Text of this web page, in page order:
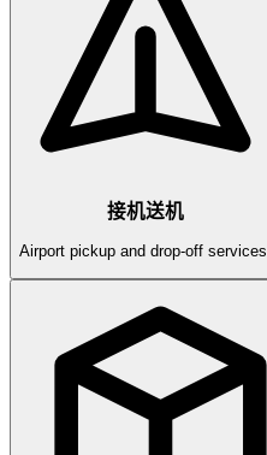
接机送机
Airport pickup and drop-off services.